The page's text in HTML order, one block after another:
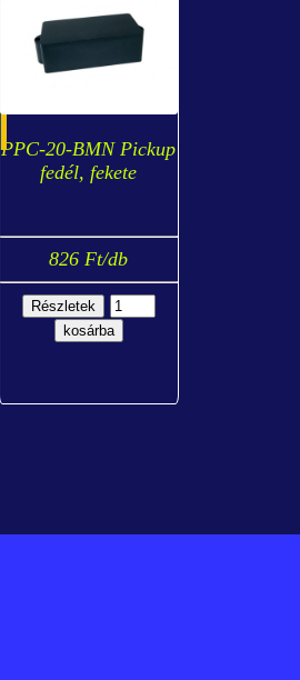
PPC-20-BMN Pickup
fedél, fekete
826 Ft/db